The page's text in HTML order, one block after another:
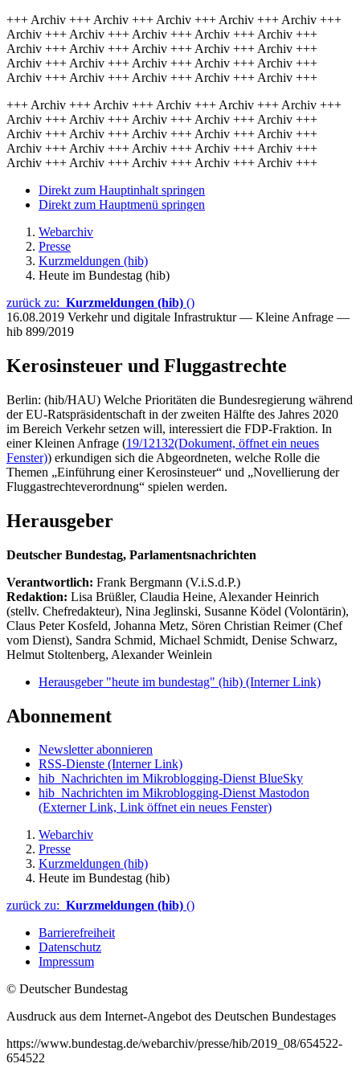
+++ Archiv +++ Archiv +++ Archiv +++ Archiv +++ Archiv +++
Archiv +++ Archiv +++ Archiv +++ Archiv +++ Archiv +++
Archiv +++ Archiv +++ Archiv +++ Archiv +++ Archiv +++
Archiv +++ Archiv +++ Archiv +++ Archiv +++ Archiv +++
Archiv +++ Archiv +++ Archiv +++ Archiv +++ Archiv +++
+++ Archiv +++ Archiv +++ Archiv +++ Archiv +++ Archiv +++
Archiv +++ Archiv +++ Archiv +++ Archiv +++ Archiv +++
Archiv +++ Archiv +++ Archiv +++ Archiv +++ Archiv +++
Archiv +++ Archiv +++ Archiv +++ Archiv +++ Archiv +++
Archiv +++ Archiv +++ Archiv +++ Archiv +++ Archiv +++
Direkt zum Hauptinhalt springen
Direkt zum Hauptmenü springen
Webarchiv
Presse
Kurzmeldungen (hib)
Heute im Bundestag (hib)
zurück zu: Kurzmeldungen (hib) ()
16.08.2019 Verkehr und digitale Infrastruktur — Kleine Anfrage —
hib 899/2019
Kerosinsteuer und Fluggastrechte
Berlin: (hib/HAU) Welche Prioritäten die Bundesregierung während
der EU-Ratspräsidentschaft in der zweiten Hälfte des Jahres 2020
im Bereich Verkehr setzen will, interessiert die FDP-Fraktion. In
einer Kleinen Anfrage (19/12132(Dokument, öffnet ein neues
Fenster)) erkundigen sich die Abgeordneten, welche Rolle die
Themen „Einführung einer Kerosinsteuer“ und „Novellierung der
Fluggastrechteverordnung“ spielen werden.
Herausgeber
Deutscher Bundestag, Parlamentsnachrichten
Verantwortlich: Frank Bergmann (V.i.S.d.P.)
Redaktion: Lisa Brüßler, Claudia Heine, Alexander Heinrich
(stellv. Chefredakteur), Nina Jeglinski, Susanne Ködel (Volontärin),
Claus Peter Kosfeld, Johanna Metz, Sören Christian Reimer (Chef
vom Dienst), Sandra Schmid, Michael Schmidt, Denise Schwarz,
Helmut Stoltenberg, Alexander Weinlein
Herausgeber "heute im bundestag" (hib) (Interner Link)
Abonnement
Newsletter abonnieren
RSS-Dienste (Interner Link)
hib_Nachrichten im Mikroblogging-Dienst BlueSky
hib_Nachrichten im Mikroblogging-Dienst Mastodon
(Externer Link, Link öffnet ein neues Fenster)
Webarchiv
Presse
Kurzmeldungen (hib)
Heute im Bundestag (hib)
zurück zu: Kurzmeldungen (hib) ()
Barrierefreiheit
Datenschutz
Impressum
© Deutscher Bundestag
Ausdruck aus dem Internet-Angebot des Deutschen Bundestages
https://www.bundestag.de/webarchiv/presse/hib/2019_08/654522-
654522